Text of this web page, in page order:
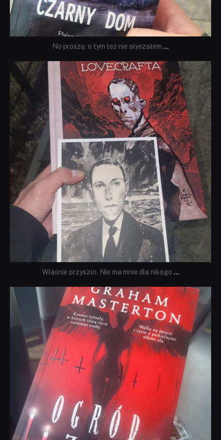
No proszę, o tym też nie słyszałem ...
dobryhorror
Wrz 19
Właśnie przyszło. Nie ma mnie dla nikogo ...
dobryhorror
Sie 23